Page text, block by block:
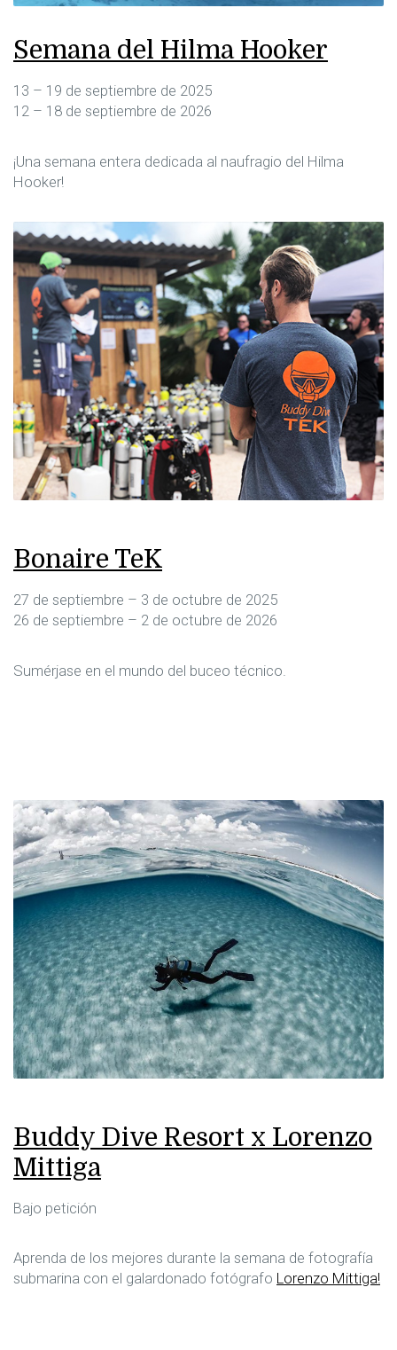
Semana del Hilma Hooker
13 – 19 de septiembre de 2025
12 – 18 de septiembre de 2026
¡Una semana entera dedicada al naufragio del Hilma
Hooker!
Bonaire TeK
27 de septiembre – 3 de octubre de 2025
26 de septiembre – 2 de octubre de 2026
Sumérjase en el mundo del buceo técnico.
Buddy Dive Resort x Lorenzo
Mittiga
Bajo petición
Aprenda de los mejores durante la semana de fotografía
submarina con el galardonado fotógrafo Lorenzo Mittiga!